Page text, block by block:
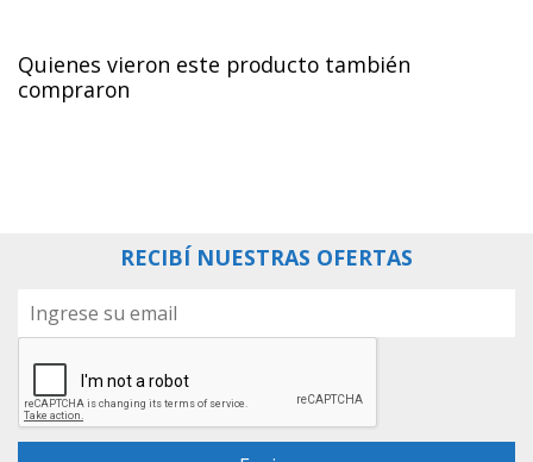
Quienes vieron este producto también
compraron
RECIBÍ NUESTRAS OFERTAS